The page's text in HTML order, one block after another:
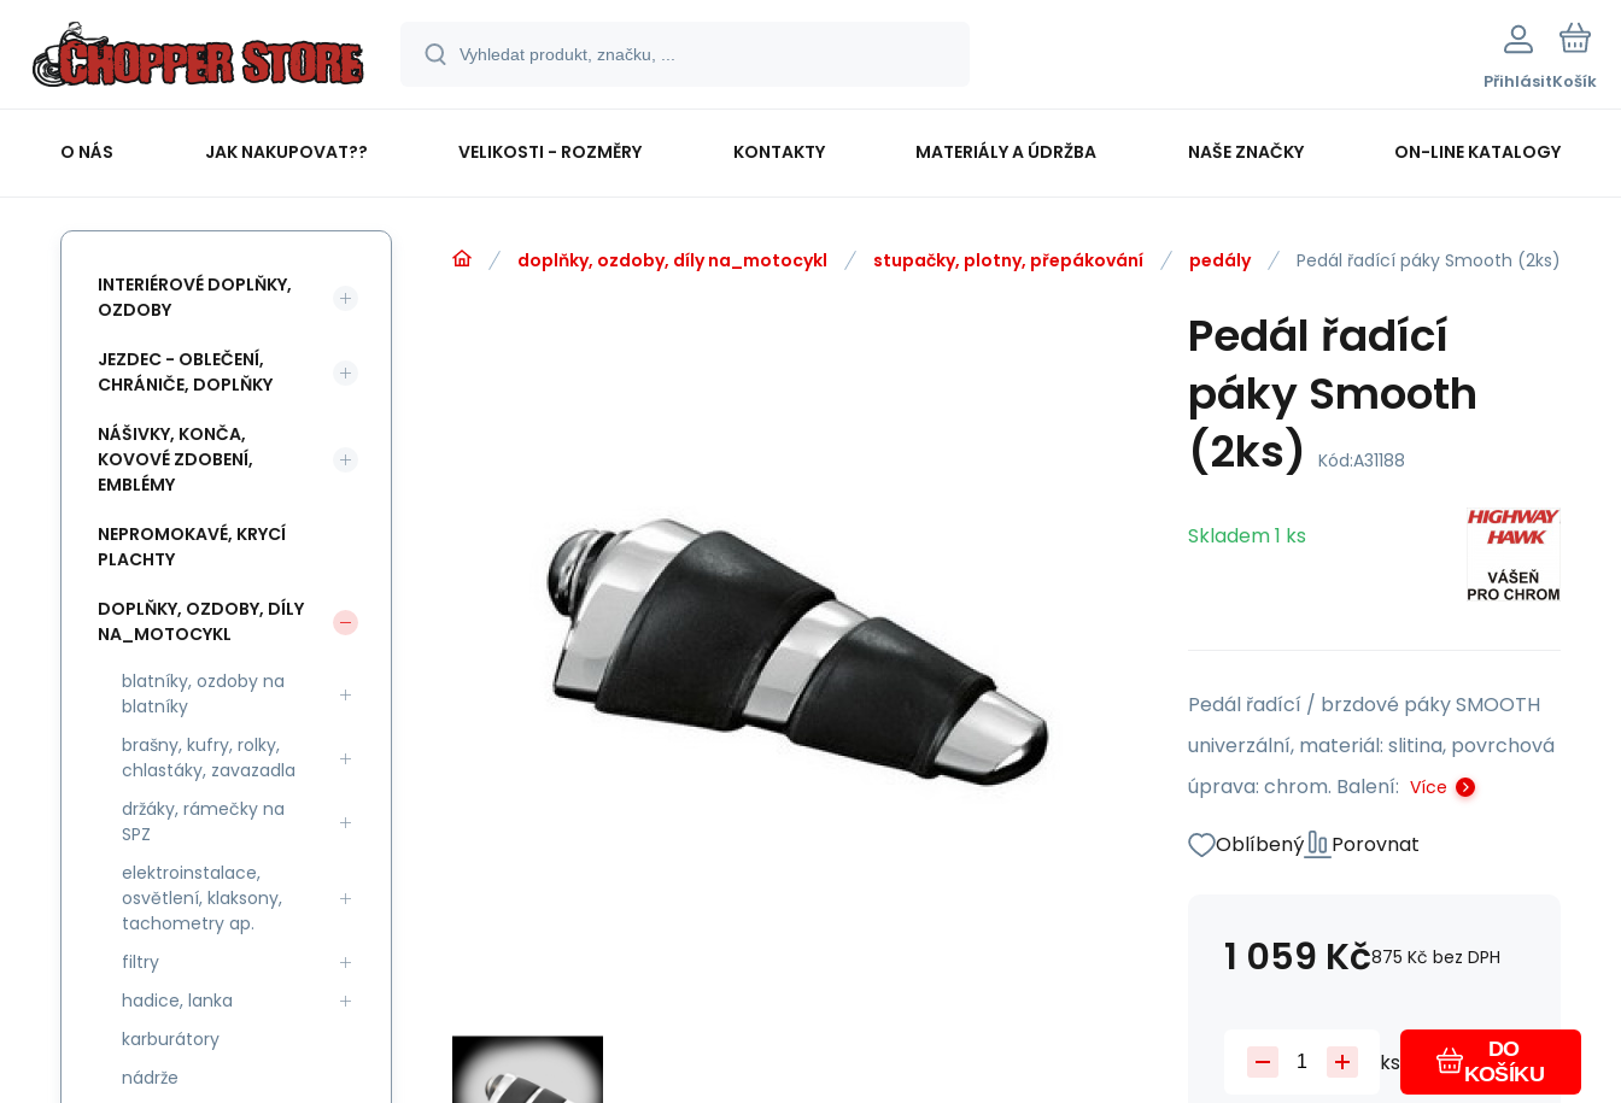
PřihlásitKošík
O NÁS JAK NAKUPOVAT?? VELIKOSTI - ROZMĚRY KONTAKTY MATERIÁLY A ÚDRŽBA NAŠE ZNAČKY ON-LINE KATALOGY
doplňky, ozdoby, díly na_motocykl stupačky, plotny, přepákování pedály Pedál řadící páky Smooth (2ks)
Pedál řadící
páky Smooth
(2ks)
Kód:A31188
Skladem1 ks
Pedál řadící / brzdové páky SMOOTH
univerzální, materiál: slitina, povrchová
úprava: chrom. Balení: Více
Oblíbený Porovnat
1 059 Kč875 Kč bez DPH
ks
DO
KOŠÍKU
INTERIÉROVÉ DOPLŇKY,
OZDOBY
JEZDEC - OBLEČENÍ,
CHRÁNIČE, DOPLŇKY
NÁŠIVKY, KONČA,
KOVOVÉ ZDOBENÍ,
EMBLÉMY
NEPROMOKAVÉ, KRYCÍ
PLACHTY
DOPLŇKY, OZDOBY, DÍLY
NA_MOTOCYKL
blatníky, ozdoby na
blatníky
brašny, kufry, rolky,
chlastáky, zavazadla
držáky, rámečky na
SPZ
elektroinstalace,
osvětlení, klaksony,
tachometry ap.
filtry
hadice, lanka
karburátory
nádrže